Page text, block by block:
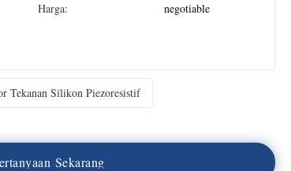
Harga: negotiable
Tekanan Silikon Piezoresistif
ertanyaan Sekarang